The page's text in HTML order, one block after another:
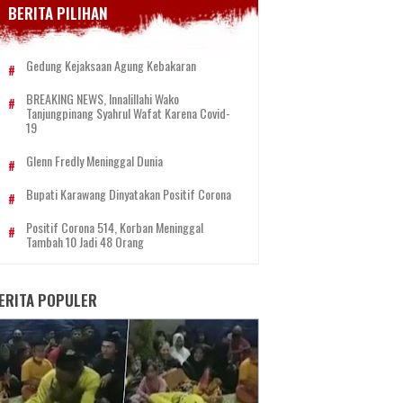
BERITA PILIHAN
Gedung Kejaksaan Agung Kebakaran
BREAKING NEWS, Innalillahi Wako
Tanjungpinang Syahrul Wafat Karena Covid-
19
Glenn Fredly Meninggal Dunia
Bupati Karawang Dinyatakan Positif Corona
Positif Corona 514, Korban Meninggal
Tambah 10 Jadi 48 Orang
POPULER